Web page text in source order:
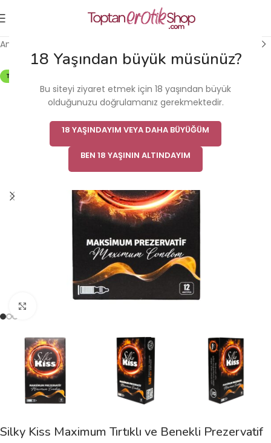
18 Yaşından büyük müsünüz?
Bu siteyi ziyaret etmek için 18 yaşından büyük
olduğunuzu doğrulamanız gerekmektedir.
18 YAŞINDAYIM VEYA DAHA BÜYÜĞÜM
BEN 18 YAŞININ ALTINDAYIM
Ana Sayfa
TÜKENDI
Silky Kiss Maximum Tırtıklı ve Benekli Prezervatif